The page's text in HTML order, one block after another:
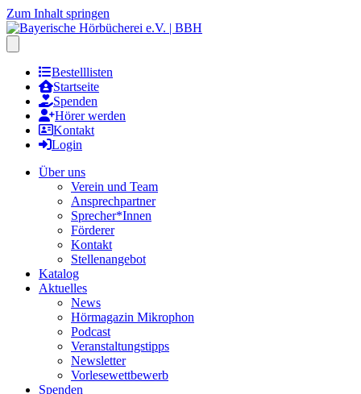
Zum Inhalt springen
Bestelllisten
Startseite
Spenden
Hörer werden
Kontakt
Login
Über uns
Verein und Team
Ansprechpartner
Sprecher*Innen
Förderer
Kontakt
Stellenangebot
Katalog
Aktuelles
News
Hörmagazin Mikrophon
Podcast
Veranstaltungstipps
Newsletter
Vorlesewettbewerb
Spenden